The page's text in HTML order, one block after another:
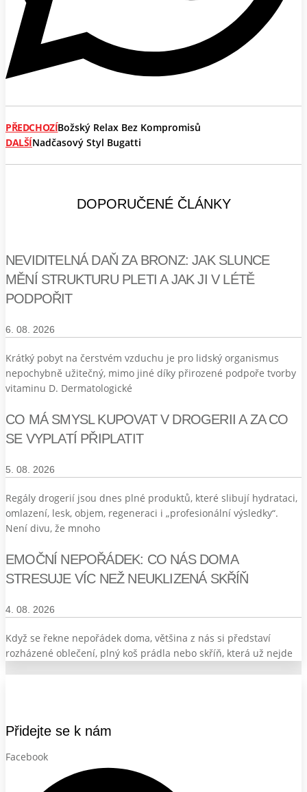
PŘEDCHOZÍBožský Relax Bez Kompromisů
DALŠÍNadčasový Styl Bugatti
DOPORUČENÉ ČLÁNKY
NEVIDITELNÁ DAŇ ZA BRONZ: JAK SLUNCE
MĚNÍ STRUKTURU PLETI A JAK JI V LÉTĚ
PODPOŘIT
6. 08. 2026
Krátký pobyt na čerstvém vzduchu je pro lidský organismus
nepochybně užitečný, mimo jiné díky přirozené podpoře tvorby
vitaminu D. Dermatologické
CO MÁ SMYSL KUPOVAT V DROGERII A ZA CO
SE VYPLATÍ PŘIPLATIT
5. 08. 2026
Regály drogerií jsou dnes plné produktů, které slibují hydrataci,
omlazení, lesk, objem, regeneraci i „profesionální výsledky“.
Není divu, že mnoho
EMOČNÍ NEPOŘÁDEK: CO NÁS DOMA
STRESUJE VÍC NEŽ NEUKLIZENÁ SKŘÍŇ
4. 08. 2026
Když se řekne nepořádek doma, většina z nás si představí
rozházené oblečení, plný koš prádla nebo skříň, která už nejde
Přidejte se k nám
Facebook